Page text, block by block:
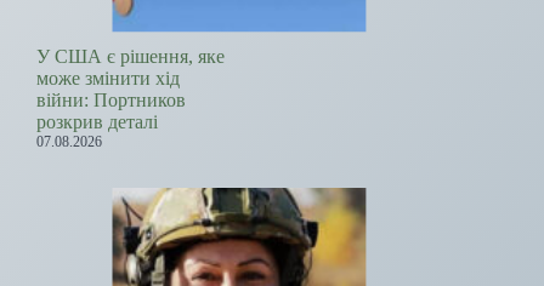
У США є рішення, яке
може змінити хід
війни: Портников
розкрив деталі
07.08.2026